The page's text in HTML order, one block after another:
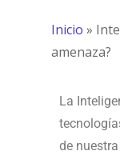
Inicio »
amenaza?
La
de